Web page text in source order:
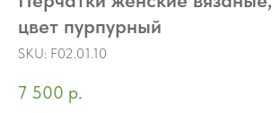
цвет пурпурный
SKU: F02.01.10
7 500 р.